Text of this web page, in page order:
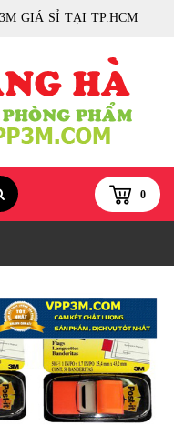
GIÁ SỈ TẠI TP.HCM
0